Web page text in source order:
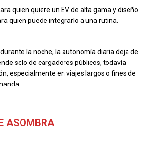
quien quiere un EV de alta gama y diseño
quien puede integrarlo a una rutina.
la noche, la autonomía diaria deja de
solo de cargadores públicos, todavía
especialmente en viajes largos o fines de
ASOMBRA